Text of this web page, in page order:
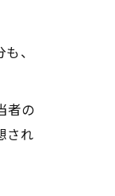
、
者の
され